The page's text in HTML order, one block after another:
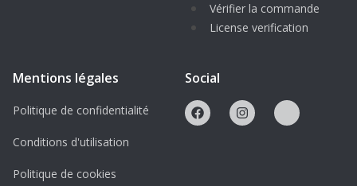
Vérifier la commande
License verification
Mentions légales
Politique de confidentialité
Conditions d'utilisation
Politique de cookies
Social